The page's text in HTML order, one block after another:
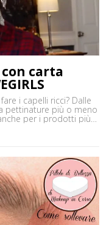
carta
i capelli ricci? Dalle
pettinature più o meno
per i prodotti più
ancor di più in estate,
sono tanti modi […]